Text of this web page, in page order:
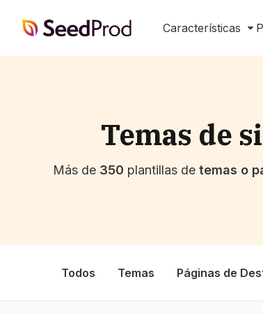
SeedProd Características
Temas de
Más de 350 plantillas de temas o
Todos Temas Páginas de